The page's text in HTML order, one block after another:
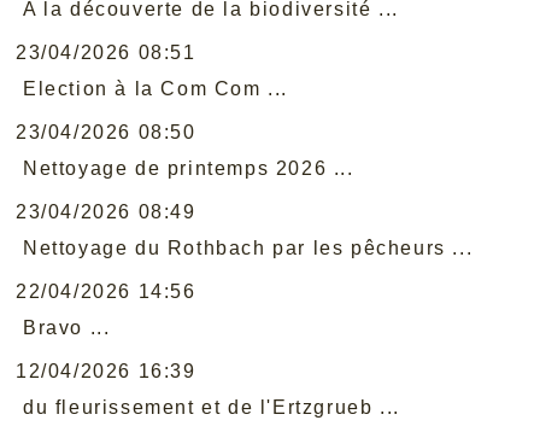
A la découverte de la biodiversité ...
23/04/2026 08:51
Election à la Com Com ...
23/04/2026 08:50
Nettoyage de printemps 2026 ...
23/04/2026 08:49
Nettoyage du Rothbach par les pêcheurs ...
22/04/2026 14:56
Bravo ...
12/04/2026 16:39
du fleurissement et de l'Ertzgrueb ...